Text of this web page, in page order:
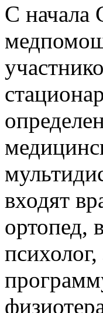
С начала
входят
ортопед,